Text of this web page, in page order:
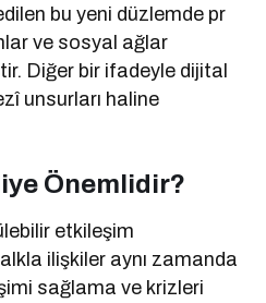
bu yeni düzlemde pr
ve sosyal ağlar
Diğer bir ifadeyle dijital
unsurları haline
Önemlidir?
etkileşim
ilişkiler aynı zamanda
sağlama ve krizleri